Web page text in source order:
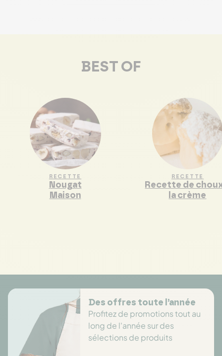
BEST OF
RECETTE
Nougat
Maison
RECETTE
Recette de
la crème
Des offres toute l’année
Profitez de promotions tout au
long de l'année sur des
sélections de produits